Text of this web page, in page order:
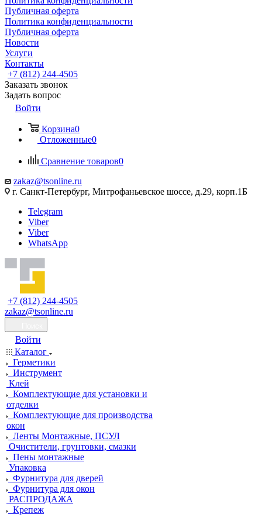
Публичная оферта
Политика конфиденциальности
Публичная оферта
Новости
Услуги
Контакты
+7 (812) 244-4505
Заказать звонок
Задать вопрос
Войти
Корзина0
Отложенные0
Сравнение товаров0
zakaz@tsonline.ru
г. Санкт-Петербург, Митрофаньевское шоссе, д.29, корп.1Б
Telegram
Viber
Viber
WhatsApp
+7 (812) 244-4505
zakaz@tsonline.ru
Войти
Каталог
Герметики
Инструмент
Клей
Комплектующие для установки и
отделки
Комплектующие для производства
окон
Ленты Монтажные, ПСУЛ
Очистители, грунтовки, смазки
Пены монтажные
Упаковка
Фурнитура для дверей
Фурнитура для окон
РАСПРОДАЖА
Крепеж